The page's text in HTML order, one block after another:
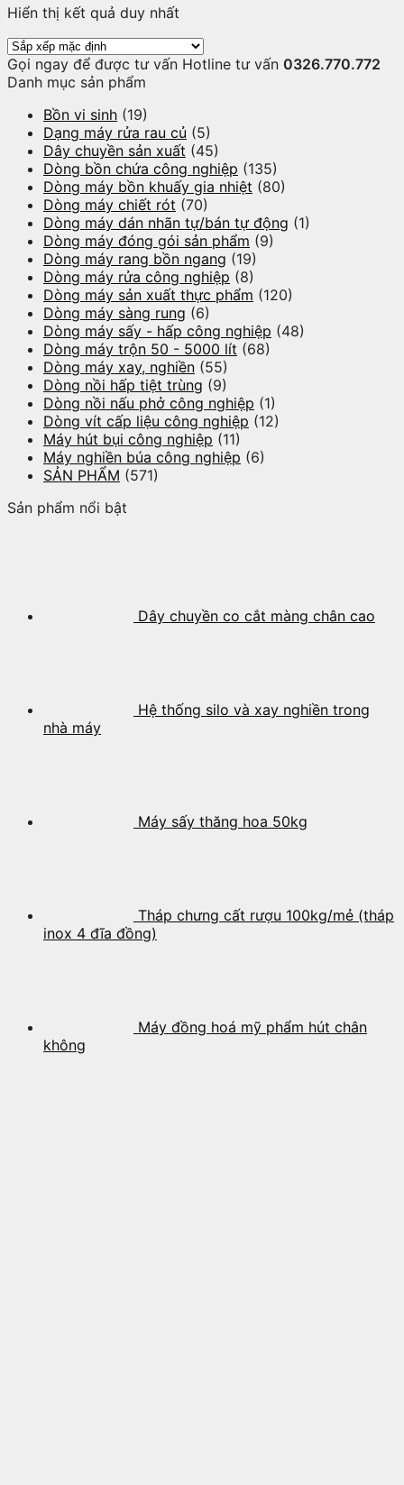
Hiển thị kết quả duy nhất
Gọi ngay để được tư vấn Hotline tư vấn 0326.770.772
Danh mục sản phẩm
Bồn vi sinh (19)
Dạng máy rửa rau củ (5)
Dây chuyền sản xuất (45)
Dòng bồn chứa công nghiệp (135)
Dòng máy bồn khuấy gia nhiệt (80)
Dòng máy chiết rót (70)
Dòng máy dán nhãn tự/bán tự động (1)
Dòng máy đóng gói sản phẩm (9)
Dòng máy rang bồn ngang (19)
Dòng máy rửa công nghiệp (8)
Dòng máy sản xuất thực phẩm (120)
Dòng máy sàng rung (6)
Dòng máy sấy - hấp công nghiệp (48)
Dòng máy trộn 50 - 5000 lít (68)
Dòng máy xay, nghiền (55)
Dòng nồi hấp tiệt trùng (9)
Dòng nồi nấu phở công nghiệp (1)
Dòng vít cấp liệu công nghiệp (12)
Máy hút bụi công nghiệp (11)
Máy nghiền búa công nghiệp (6)
SẢN PHẨM (571)
Sản phẩm nổi bật
Dây chuyền co cắt màng chân cao
Hệ thống silo và xay nghiền trong
nhà máy
Máy sấy thăng hoa 50kg
Tháp chưng cất rượu 100kg/mẻ (tháp
inox 4 đĩa đồng)
Máy đồng hoá mỹ phẩm hút chân
không